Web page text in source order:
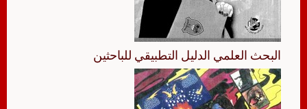
البحث العلمي الدليل التطبيقي للباحثين